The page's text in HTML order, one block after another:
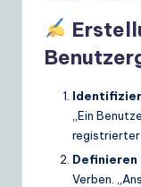
„Ein
registrierter
Definieren
Verben.